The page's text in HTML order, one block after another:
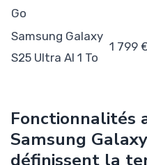
Go
Samsung Galaxy
S25 Ultra AI 1 To
1 799
Fonctionnalités
Samsung
définissent la